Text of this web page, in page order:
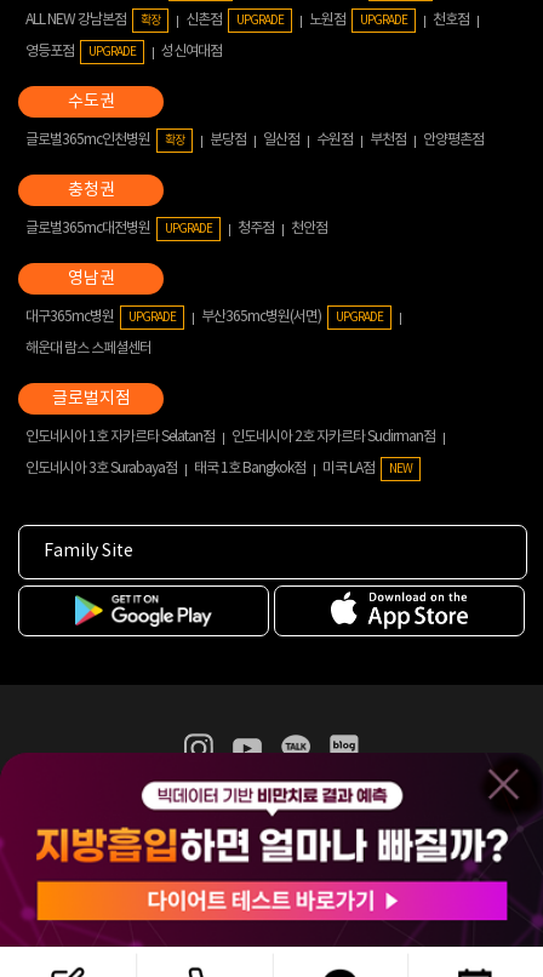
ALL NEW 강남본점 확장 신촌점 UPGRADE 노원점 UPGRADE
천호점
영등포점
UPGRADE 성신여대점
글로벌365mc인천병원 확장 분당점 일산점 수원점 부천점 안양평촌점
글로벌365mc대전병원 UPGRADE 청주점 천안점
대구365mc병원 UPGRADE 부산365mc병원(서면) UPGRADE
해운대 람스 스페셜센터
인도네시아 1호 자카르타 Selatan점
인도네시아 2호 자카르타 Sudirman점
인도네시아 3호 Surabaya점
태국 1호 Bangkok점 미국 LA점 NEW
Family Site
365mc 병·의원 이용약관
홈페이지 이용약관
비급여진료수가
(주)365mcㅣ서울특별시 서초구 서초대로52길 7, 3~4층(서초동, 제일빌딩)
120-87-04354ㅣ김남철
COPYRIGHT(C) 2025 365mc. ALL RIGHTS RESERVED.